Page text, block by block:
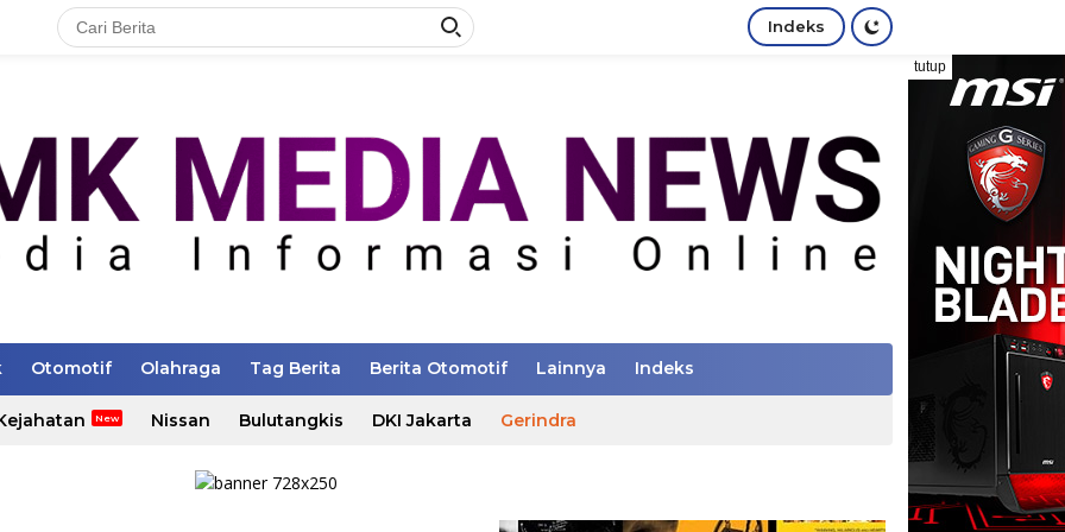
Indeks
tutup
Otomotif Olahraga Tag Berita Berita Otomotif Lainnya Indeks
Nissan Bulutangkis DKI Jakarta Gerindra